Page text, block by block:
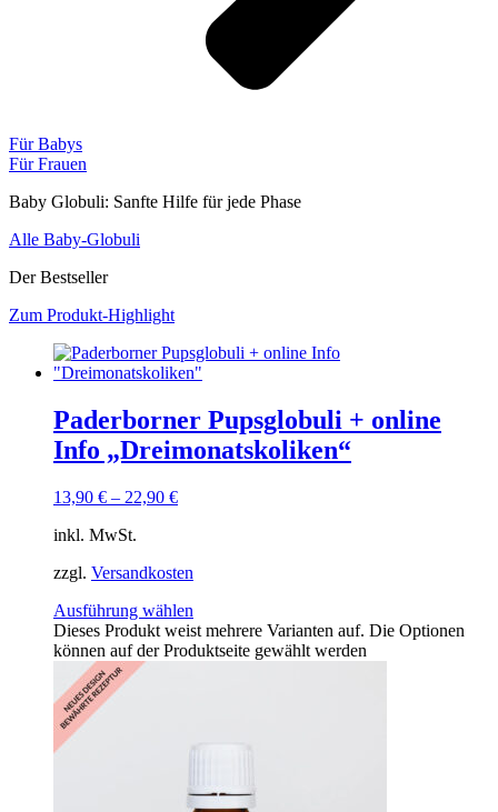
Für Babys
Für Frauen
Baby Globuli: Sanfte Hilfe für jede Phase
Alle Baby-Globuli
Der Bestseller
Zum Produkt-Highlight
Paderborner Pupsglobuli + online
Info „Dreimonatskoliken“
13,90 € – 22,90 €
inkl. MwSt.
zzgl. Versandkosten
Ausführung wählen
Dieses Produkt weist mehrere Varianten auf. Die Optionen
können auf der Produktseite gewählt werden